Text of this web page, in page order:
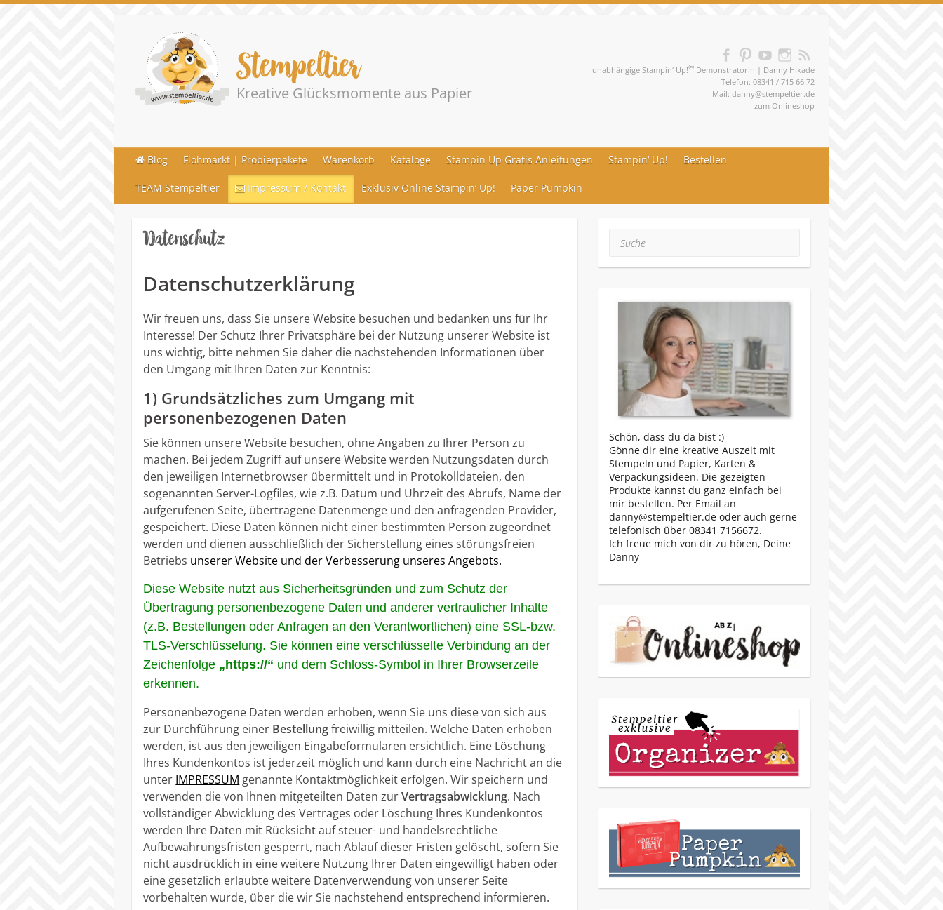
unabhängige Stampin‘ Up!® Demonstratorin | Danny Hikade
Telefon: 08341 / 715 66 72
Mail: danny@stempeltier.de
zum Onlineshop
Stempeltier
Kreative Glücksmomente aus Papier
Blog Flohmarkt | Probierpakete Warenkorb Kataloge Stampin Up Gratis Anleitungen Stampin‘ Up! Bestellen
TEAM Stempeltier Impressum / Kontakt Exklusiv Online Stampin‘ Up! Paper Pumpkin
Datenschutz
Datenschutzerklärung
Wir freuen uns, dass Sie unsere Website besuchen und bedanken uns für Ihr
Interesse! Der Schutz Ihrer Privatsphäre bei der Nutzung unserer Website ist
uns wichtig, bitte nehmen Sie daher die nachstehenden Informationen über
den Umgang mit Ihren Daten zur Kenntnis:
1) Grundsätzliches zum Umgang mit
personenbezogenen Daten
Sie können unsere Website besuchen, ohne Angaben zu Ihrer Person zu
machen. Bei jedem Zugriff auf unsere Website werden Nutzungsdaten durch
den jeweiligen Internetbrowser übermittelt und in Protokolldateien, den
sogenannten Server-Logfiles, wie z.B. Datum und Uhrzeit des Abrufs, Name der
aufgerufenen Seite, übertragene Datenmenge und den anfragenden Provider,
gespeichert. Diese Daten können nicht einer bestimmten Person zugeordnet
werden und dienen ausschließlich der Sicherstellung eines störungsfreien
Betriebs unserer Website und der Verbesserung unseres Angebots.
Diese Website nutzt aus Sicherheitsgründen und zum Schutz der
Übertragung personenbezogene Daten und anderer vertraulicher Inhalte
(z.B. Bestellungen oder Anfragen an den Verantwortlichen) eine SSL-bzw.
TLS-Verschlüsselung. Sie können eine verschlüsselte Verbindung an der
Zeichenfolge „https://“ und dem Schloss-Symbol in Ihrer Browserzeile
erkennen.
Personenbezogene Daten werden erhoben, wenn Sie uns diese von sich aus
zur Durchführung einer Bestellungfreiwillig mitteilen. Welche Daten erhoben
werden, ist aus den jeweiligen Eingabeformularen ersichtlich. Eine Löschung
Ihres Kundenkontos ist jederzeit möglich und kann durch eine Nachricht an die
unter IMPRESSUM genannte Kontaktmöglichkeit erfolgen. Wir speichern und
verwenden die von Ihnen mitgeteilten Daten zurVertragsabwicklung. Nach
vollständiger Abwicklung des Vertrages oder Löschung Ihres Kundenkontos
werden Ihre Daten mit Rücksicht auf steuer- und handelsrechtliche
Aufbewahrungsfristen gesperrt, nach Ablauf dieser Fristen gelöscht, sofern Sie
nicht ausdrücklich in eine weitere Nutzung Ihrer Daten eingewilligt haben oder
eine gesetzlich erlaubte weitere Datenverwendung von unserer Seite
vorbehalten wurde, über die wir Sie nachstehend entsprechend informieren.
Schön, dass du da bist :)
Gönne dir eine kreative Auszeit mit
Stempeln und Papier, Karten &
Verpackungsideen. Die gezeigten
Produkte kannst du ganz einfach bei
mir bestellen. Per Email an
danny@stempeltier.de oder auch gerne
telefonisch über 08341 7156672.
Ich freue mich von dir zu hören, Deine
Danny